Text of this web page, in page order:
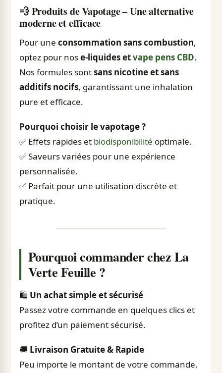
💨 Produits de Vapotage – Une alternative
moderne et efficace
Pour une consommation sans combustion,
optez pour nose-liquides etvape pens CBD.
Nos formules sontsans nicotine et sans
additifs nocifs, garantissant une inhalation
pure et efficace.
Pourquoi choisir le vapotage ?
✅ Effets rapides et biodisponibilité optimale.
✅ Saveurs variées pour une expérience
personnalisée.
✅ Parfait pour une utilisation discrète et
pratique.
Pourquoi commander chez La
Verte Feuille ?
🛍️ Un achat simple et sécurisé
Passez votre commande en quelques clics et
profitez d’un paiement sécurisé.
🚚 Livraison Gratuite & Rapide
Peu importe le montant de votre commande,